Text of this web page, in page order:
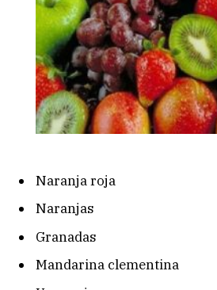
Naranja roja
Naranjas
Granadas
Mandarina clementina